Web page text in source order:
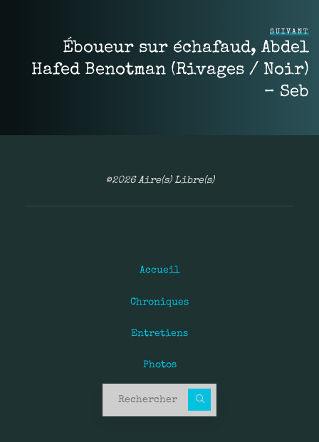
SUIVANT
Éboueur sur échafaud, Abdel
Hafed Benotman (Rivages / Noir)
– Seb
©2026 Aire(s) Libre(s)
Accueil
Chroniques
Entretiens
Photos